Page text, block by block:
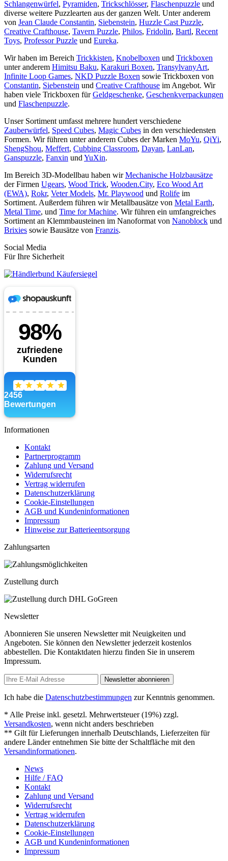
Schlangenwürfel, Pyramiden, Trickschlösser, Flaschenpuzzle und
diverse weitere Puzzlearten aus der ganzen Welt. Unter anderem
von Jean Claude Constantin, Siebenstein, Huzzle Cast Puzzle,
Creative Crafthouse, Tavern Puzzle, Philos, Fridolin, Bartl, Recent
Toys, Professor Puzzle und Eureka.
Wir haben im Bereich Trickkisten, Knobelboxen und Trickboxen
unter anderem Himitsu Baku, Karakuri Boxen, TransylvanyArt,
Infinite Loop Games, NKD Puzzle Boxen sowie Trickboxen von
Constantin, Siebenstein und Creative Crafthouse im Angebot. Wir
haben viele Trickboxen fürGeldgeschenke, Geschenkverpackungen
und Flaschenpuzzle.
Unser Sortiment umfasst mehrere hundert verschiedene
Zauberwürfel, Speed Cubes, Magic Cubes in den verschiedensten
Formen. Wir führen unter anderem Cubes der Marken MoYu, QiYi,
ShengShou, Meffert, Cubbing Classroom, Dayan, LanLan,
Ganspuzzle, Fanxin und YuXin.
Im Bereich 3D-Modellbau haben wirMechanische Holzbausätze
der Firmen Ugears, Wood Trick, Wooden.City, Eco Wood Art
(EWA), Rokr, Veter Models, Mr. Playwood und Rolife im
Sortiment. Außerdem führen wir Metallbausätze von Metal Earth,
Metal Time, und Time for Machine. Wir führen ein umfangreiches
Sortiment an Klemmbausteinen im Nanoformat von Nanoblock und
Brixies sowie Bausätze von Franzis.
Social Media
Für Ihre Sicherheit
Informationen
Kontakt
Partnerprogramm
Zahlung und Versand
Widerrufsrecht
Vertrag widerrufen
Datenschutzerklärung
Cookie-Einstellungen
AGB und Kundeninformationen
Impressum
Hinweise zur Batterieentsorgung
Zahlungsarten
Zustellung durch
Newsletter
Abonnieren Sie unseren Newsletter mit Neuigkeiten und
Angeboten. Sie können den Newsletter jederzeit kostenlos
abbestellen. Die Kontaktdaten hierzu finden Sie in unserem
Impressum.
Newsletter abonnieren
Ich habe die Datenschutzbestimmungen zur Kenntnis genommen.
* Alle Preise inkl. gesetzl. Mehrwertsteuer (19%) zzgl.
Versandkosten, wenn nicht anders beschrieben
** Gilt für Lieferungen innerhalb Deutschlands, Lieferzeiten für
andere Länder entnehmen Sie bitte der Schaltfläche mit den
Versandinformationen.
News
Hilfe / FAQ
Kontakt
Zahlung und Versand
Widerrufsrecht
Vertrag widerrufen
Datenschutzerklärung
Cookie-Einstellungen
AGB und Kundeninformationen
Impressum